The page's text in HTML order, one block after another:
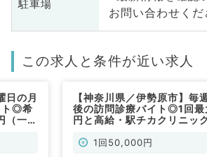
駐車場
お問い合わせくだ
この求人と条件が近い求人
日の月
ト◎希
（一般
【神奈川県／伊勢原市】毎
後の訪問診療バイト◎1回最
円と高給・駅チカクリニッ
1回50,000円